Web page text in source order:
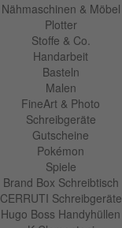
Nähmaschinen & Möbel
Plotter
Stoffe & Co.
Handarbeit
Basteln
Malen
FineArt & Photo
Schreibgeräte
Gutscheine
Pokémon
Spiele
Brand Box Schreibtisch
CERRUTI Schreibgeräte
Hugo Boss Handyhüllen